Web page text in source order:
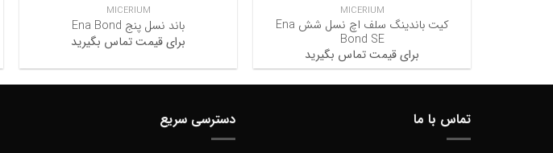
MICERIUM
کیت باندینگ سلف اچ نسل شش Ena
Bond SE
برای قیمت تماس بگیرید
MICERIUM
باند نسل پنج Ena Bond
برای قیمت تماس بگیرید
تماس با ما دسترسی سریع